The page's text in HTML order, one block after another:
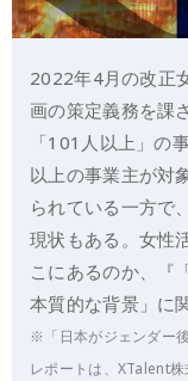
2022年4月の改正
画の策定義務を課
「101人以上」の
以上の事業主が対
られている一方で
現状もある。女性
こにあるのか、『
本質的な背景」に
※「日本がジェンダー
レポートは、XTalent